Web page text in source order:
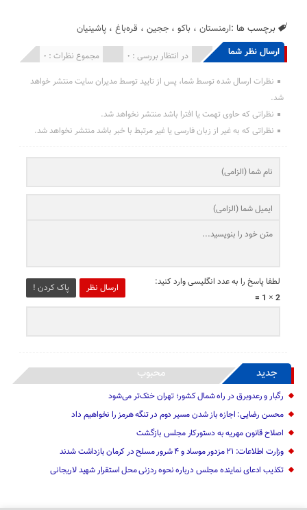
برچسب ها :ارمنستان ، باکو ،ججین ، قره‌باغ ،پاشینیان
ارسال نظر شما مجموع نظرات : 0 در انتظار بررسی : 0 انتشار یافته : 0
نظرات ارسال شده توسط شما، پس از تایید توسط مدیران سایت منتشر خواهد
شد.
نظراتی که حاوی تهمت یا افترا باشد منتشر نخواهد شد.
نظراتی که به غیر از زبان فارسی یا غیر مرتبط با خبر باشد منتشر نخواهد شد.
ارسال نظر پاک کردن !
لطفا پاسخ را به عدد انگلیسی وارد کنید:
2 × 1 =
جدید محبوب
رگبار و رعدوبرق در راه شمال کشور؛ تهران خنک‌تر می‌شود
محسن رضایی: اجازه باز شدن مسیر دوم در تنگه هرمز را نخواهیم داد
اصلاح قانون مهریه به دستورکار مجلس بازگشت
وزارت اطلاعات: ۲۱ مزدور موساد و ۴ شرور مسلح در کرمان بازداشت شدند
تکذیب ادعای نماینده مجلس درباره نحوه ردزنی محل استقرار شهید لاریجانی